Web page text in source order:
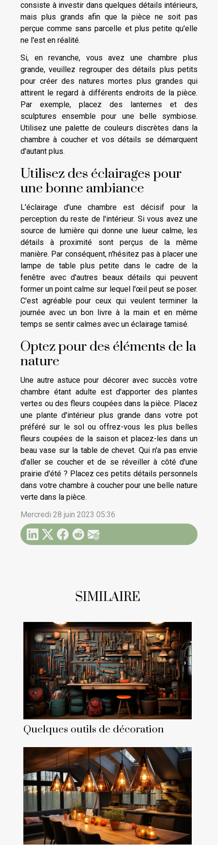
consiste à investir dans quelques détails intérieurs,
mais plus grands afin que la pièce ne soit pas
perçue comme sans parcelle et plus petite qu'elle
ne l'est en réalité.
Si, en revanche, vous avez une chambre plus
grande, veuillez regrouper des détails plus petits
pour créer des natures mortes plus grandes qui
attirent le regard à différents endroits de la pièce.
Par exemple, placez des lanternes et des
sculptures ensemble pour une belle symbiose.
Utilisez une palette de couleurs discrètes dans la
chambre à coucher et vos détails se démarquent
d'autant plus.
Utilisez des éclairages pour
une bonne ambiance
L'éclairage d'une chambre est décisif pour la
perception du reste de l'intérieur. Si vous avez une
source de lumière qui donne une lueur calme, les
détails à proximité sont perçus de la même
manière. Par conséquent, n'hésitez pas à placer une
lampe de table plus petite dans le cadre de la
fenêtre avec d'autres beaux détails qui peuvent
former un point calme sur lequel l'œil peut se poser.
C'est agréable pour ceux qui veulent terminer la
journée avec un bon livre à la main et en même
temps se sentir calmes avec un éclairage tamisé.
Optez pour des éléments de la
nature
Une autre astuce pour décorer avec succès votre
chambre étant adulte est d'apporter des plantes
vertes ou des fleurs coupées dans la pièce. Placez
une plante d'intérieur plus grande dans votre pot
préféré sur le sol ou offrez-vous les plus belles
fleurs coupées de la saison et placez-les dans un
beau vase sur la table de chevet. Qui n'a pas envie
d'aller se coucher et de se réveiller à côté d'une
prairie d'été ? Placez ces petits détails personnels
dans votre chambre à coucher pour une belle nature
verte dans la pièce.
Mercredi 28 juin 2023 05:36
SIMILAIRE
Quelques outils de décoration